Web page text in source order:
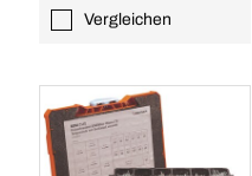
Vergleichen